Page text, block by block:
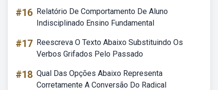
#16 Relatório De Comportamento De Aluno
Indisciplinado Ensino Fundamental
#17 Reescreva O Texto Abaixo Substituindo Os
Verbos Grifados Pelo Passado
#18 Qual Das Opções Abaixo Representa
Corretamente A Conversão Do Radical